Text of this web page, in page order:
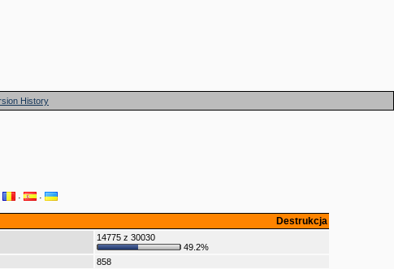
History
· ·
Destrukcja
14775 z 30030
49.2%
858